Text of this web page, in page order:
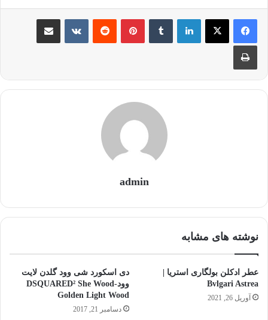
لینکدین ‫تامبلر ‫پین‌ترست‫رددیت ‫VKontakteاشتراک گذاری از طریق ایمیل
چاپ
admin
نوشته های مشابه
عطر ادکلن بولگاری استریا |
Bvlgari Astrea
آوریل 26, 2021
دی اسکورد شی وود گلدن لایت
وود-DSQUARED² She Wood
Golden Light Wood
دسامبر 21, 2017